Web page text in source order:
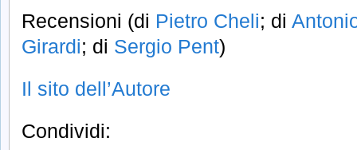
Recensioni (di Pietro Cheli; di
Girardi; di Sergio Pent)
Il sito dell’Autore
Condividi: